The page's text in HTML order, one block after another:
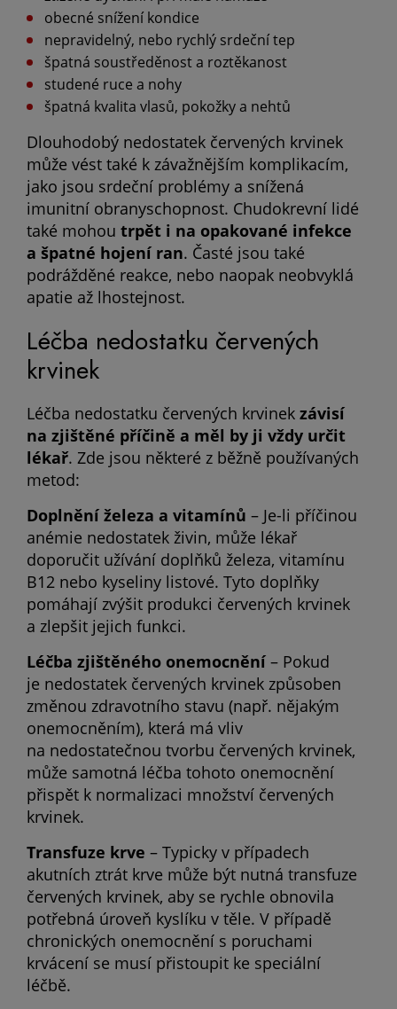
obecné snížení kondice
nepravidelný, nebo rychlý srdeční tep
špatná soustředěnost a roztěkanost
studené ruce a nohy
špatná kvalita vlasů, pokožky a nehtů
Dlouhodobý nedostatek červených krvinek
může vést také k závažnějším komplikacím,
jako jsou srdeční problémy a snížená
imunitní obranyschopnost. Chudokrevní lidé
také mohou trpět i na opakované infekce
a špatné hojení ran. Časté jsou také
podrážděné reakce, nebo naopak neobvyklá
apatie až lhostejnost.
Léčba nedostatku červených
krvinek
Léčba nedostatku červených krvinek závisí
na zjištěné příčině a měl by ji vždy určit
lékař. Zde jsou některé z běžně používaných
metod:
Doplnění železa a vitamínů – Je-li příčinou
anémie nedostatek živin, může lékař
doporučit užívání doplňků železa, vitamínu
B12 nebo kyseliny listové. Tyto doplňky
pomáhají zvýšit produkci červených krvinek
a zlepšit jejich funkci.
Léčba zjištěného onemocnění – Pokud
je nedostatek červených krvinek způsoben
změnou zdravotního stavu (např. nějakým
onemocněním), která má vliv
na nedostatečnou tvorbu červených krvinek,
může samotná léčba tohoto onemocnění
přispět k normalizaci množství červených
krvinek.
Transfuze krve – Typicky v případech
akutních ztrát krve může být nutná transfuze
červených krvinek, aby se rychle obnovila
potřebná úroveň kyslíku v těle. V případě
chronických onemocnění s poruchami
krvácení se musí přistoupit ke speciální
léčbě.